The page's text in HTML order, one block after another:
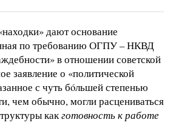
дают основание
по требованию ОГПУ – НКВД
в отношении советской
заявление о «политической
с чуть бóльшей степенью
чем обычно, могли расцениваться
какготовность к работе